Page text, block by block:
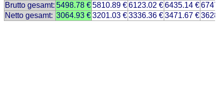
Brutto gesamt: 5498.78 €5810.89 €6123.02 €6435.14 €
Netto gesamt: 3064.93 €3201.03 €3336.36 €3471.67 €